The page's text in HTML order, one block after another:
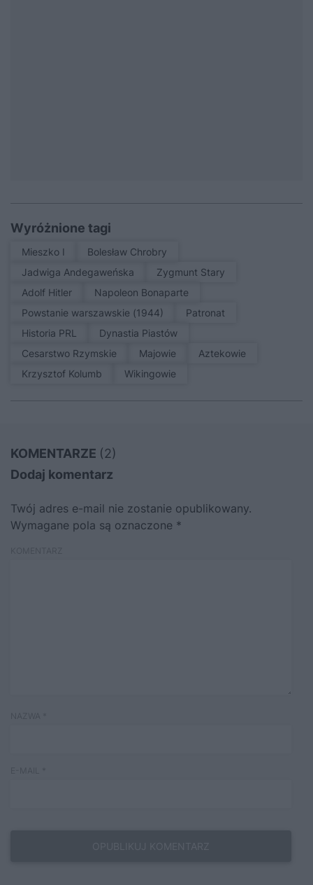
Wyróżnione tagi
Mieszko I
Bolesław Chrobry
Jadwiga Andegaweńska
Zygmunt Stary
Adolf Hitler
Napoleon Bonaparte
Powstanie warszawskie (1944)
patronat
Historia PRL
Dynastia Piastów
Cesarstwo Rzymskie
Majowie
Aztekowie
Krzysztof Kolumb
Wikingowie
KOMENTARZE (2)
Dodaj komentarz
Twój adres e-mail nie zostanie opublikowany.
Wymagane pola są oznaczone *